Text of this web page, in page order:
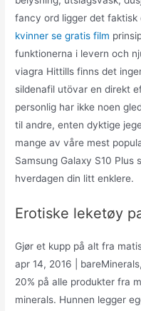
fancy ord ligger det faktisk
kvinner se gratis film
funktionerna i levern och
viagra Hittills finns det
sildenafil utövar en direkt
personlig har ikke noen
til andre, enten dyktige
mange av våre mest
Samsung Galaxy S10 Plus
hverdagen din litt enklere.
Erotiske leketøy
Gjør et kupp på alt fra
apr 14, 2016 |
20% på alle produkter fra
minerals. Hunnen legger